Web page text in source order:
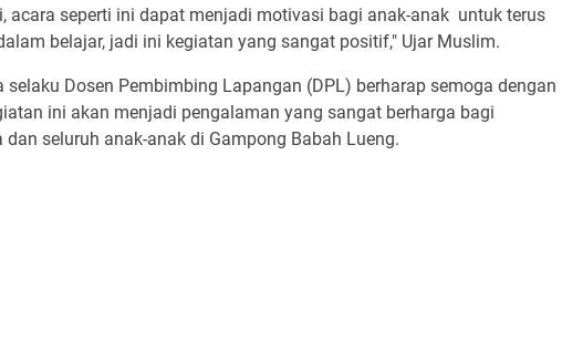
acara seperti ini dapat menjadi motivasi bagi anak-anak untuk terus
belajar, jadi ini kegiatan yang sangat positif," Ujar Muslim.
selaku Dosen Pembimbing Lapangan (DPL) berharap semoga dengan
ini akan menjadi pengalaman yang sangat berharga bagi
dan seluruh anak-anak di Gampong Babah Lueng.